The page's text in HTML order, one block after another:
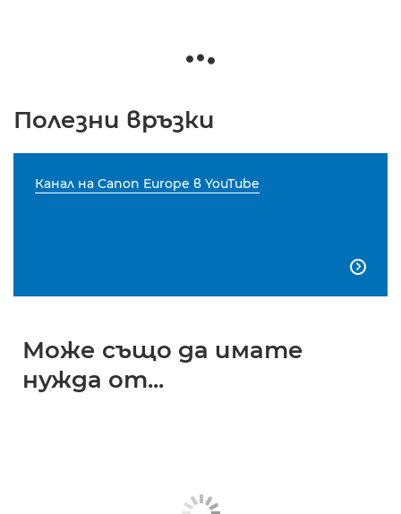
Полезни връзки
Канал на Canon Europe в YouTube

Може също да имате
нужда от...